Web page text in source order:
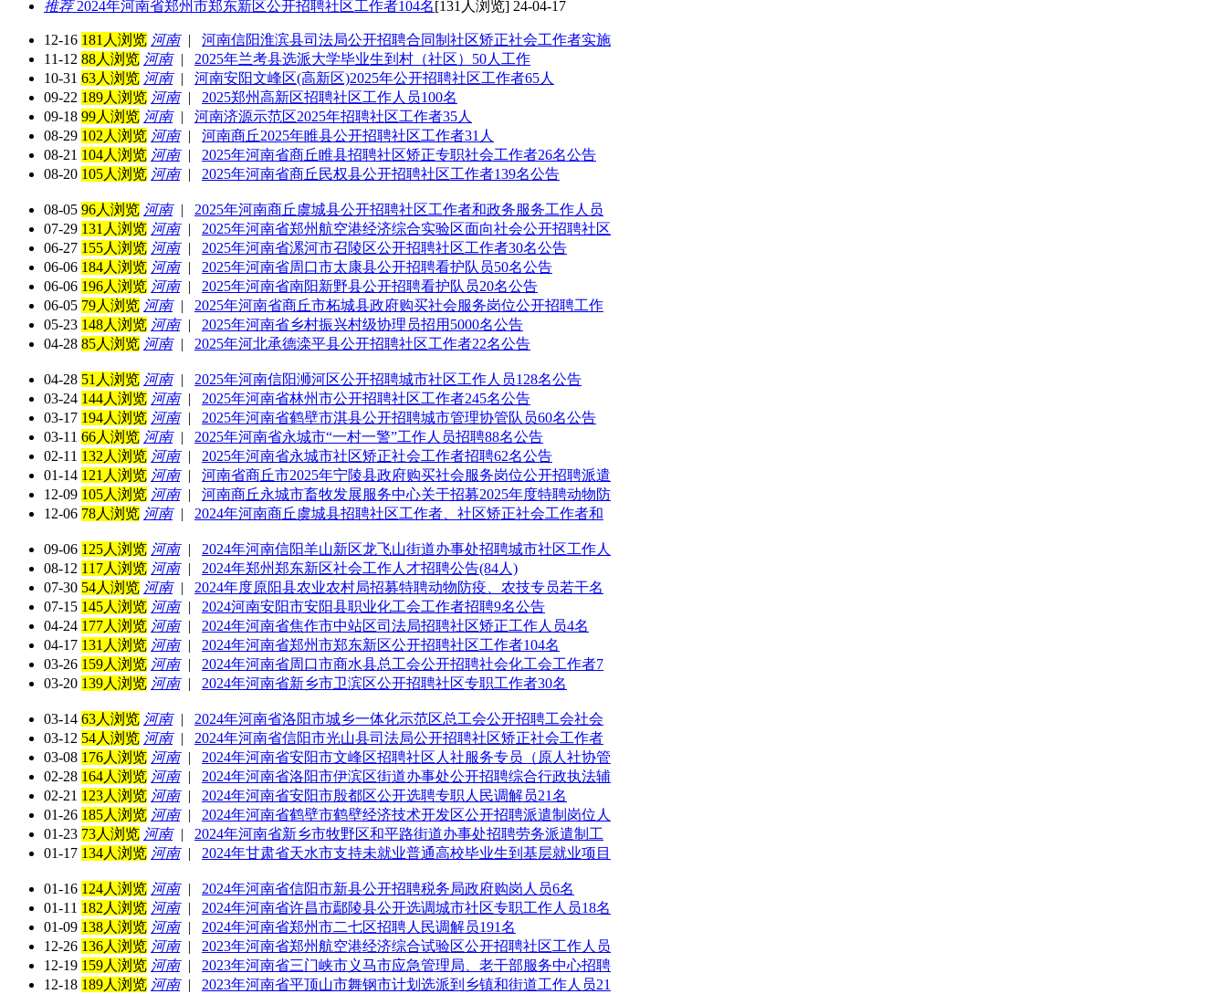
推荐2024年河南省郑州市郑东新区公开招聘社区工作者104名[131人浏览] 24-04-17
12-16 181人浏览 河南|
河南信阳淮滨县司法局公开招聘合同制社区矫正社会工作者实施
11-12 88人浏览 河南|
2025年兰考县选派大学毕业生到村（社区）50人工作
10-31 63人浏览 河南|
河南安阳文峰区(高新区)2025年公开招聘社区工作者65人
09-22 189人浏览 河南|
2025郑州高新区招聘社区工作人员100名
09-18 99人浏览 河南|
河南济源示范区2025年招聘社区工作者35人
08-29 102人浏览 河南|
河南商丘2025年睢县公开招聘社区工作者31人
08-21 104人浏览 河南|
2025年河南省商丘睢县招聘社区矫正专职社会工作者26名公告
08-20 105人浏览 河南| 2025年河南省商丘民权县公开招聘社区工作者139名公告
08-05 96人浏览 河南|
2025年河南商丘虞城县公开招聘社区工作者和政务服务工作人员
07-29 131人浏览 河南|
2025年河南省郑州航空港经济综合实验区面向社会公开招聘社区
06-27 155人浏览 河南|
2025年河南省漯河市召陵区公开招聘社区工作者30名公告
06-06 184人浏览 河南|
2025年河南省周口市太康县公开招聘看护队员50名公告
06-06 196人浏览 河南|
2025年河南省南阳新野县公开招聘看护队员20名公告
06-05 79人浏览 河南|
2025年河南省商丘市柘城县政府购买社会服务岗位公开招聘工作
05-23 148人浏览 河南|
2025年河南省乡村振兴村级协理员招用5000名公告
04-28 85人浏览 河南| 2025年河北承德滦平县公开招聘社区工作者22名公告
04-28 51人浏览 河南|
2025年河南信阳浉河区公开招聘城市社区工作人员128名公告
03-24 144人浏览 河南|
2025年河南省林州市公开招聘社区工作者245名公告
03-17 194人浏览 河南|
2025年河南省鹤壁市淇县公开招聘城市管理协管队员60名公告
03-11 66人浏览 河南|
2025年河南省永城市“一村一警”工作人员招聘88名公告
02-11 132人浏览 河南|
2025年河南省永城市社区矫正社会工作者招聘62名公告
01-14 121人浏览 河南|
河南省商丘市2025年宁陵县政府购买社会服务岗位公开招聘派遣
12-09 105人浏览 河南|
河南商丘永城市畜牧发展服务中心关于招募2025年度特聘动物防
12-06 78人浏览 河南| 2024年河南商丘虞城县招聘社区工作者、社区矫正社会工作者和
09-06 125人浏览 河南|
2024年河南信阳羊山新区龙飞山街道办事处招聘城市社区工作人
08-12 117人浏览 河南|
2024年郑州郑东新区社会工作人才招聘公告(84人)
07-30 54人浏览 河南|
2024年度原阳县农业农村局招募特聘动物防疫、农技专员若干名
07-15 145人浏览 河南|
2024河南安阳市安阳县职业化工会工作者招聘9名公告
04-24 177人浏览 河南|
2024年河南省焦作市中站区司法局招聘社区矫正工作人员4名
04-17 131人浏览 河南|
2024年河南省郑州市郑东新区公开招聘社区工作者104名
03-26 159人浏览 河南|
2024年河南省周口市商水县总工会公开招聘社会化工会工作者7
03-20 139人浏览 河南| 2024年河南省新乡市卫滨区公开招聘社区专职工作者30名
03-14 63人浏览 河南|
2024年河南省洛阳市城乡一体化示范区总工会公开招聘工会社会
03-12 54人浏览 河南|
2024年河南省信阳市光山县司法局公开招聘社区矫正社会工作者
03-08 176人浏览 河南|
2024年河南省安阳市文峰区招聘社区人社服务专员（原人社协管
02-28 164人浏览 河南|
2024年河南省洛阳市伊滨区街道办事处公开招聘综合行政执法辅
02-21 123人浏览 河南|
2024年河南省安阳市殷都区公开选聘专职人民调解员21名
01-26 185人浏览 河南|
2024年河南省鹤壁市鹤壁经济技术开发区公开招聘派遣制岗位人
01-23 73人浏览 河南|
2024年河南省新乡市牧野区和平路街道办事处招聘劳务派遣制工
01-17 134人浏览 河南| 2024年甘肃省天水市支持未就业普通高校毕业生到基层就业项目
01-16 124人浏览 河南|
2024年河南省信阳市新县公开招聘税务局政府购岗人员6名
01-11 182人浏览 河南|
2024年河南省许昌市鄢陵县公开选调城市社区专职工作人员18名
01-09 138人浏览 河南|
2024年河南省郑州市二七区招聘人民调解员191名
12-26 136人浏览 河南|
2023年河南省郑州航空港经济综合试验区公开招聘社区工作人员
12-19 159人浏览 河南|
2023年河南省三门峡市义马市应急管理局、老干部服务中心招聘
12-18 189人浏览 河南|
2023年河南省平顶山市舞钢市计划选派到乡镇和街道工作人员21